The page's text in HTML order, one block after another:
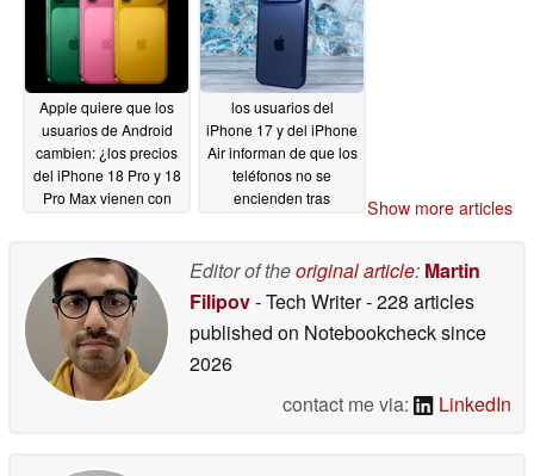
Apple quiere que los
usuarios de Android
cambien: ¿los precios
del iPhone 18 Pro y 18
Pro Max vienen con
los usuarios del
iPhone 17 y del iPhone
Air informan de que los
teléfonos no se
encienden tras
Show more articles
Editor of theoriginal article: Martin
Filipov- Tech Writer- 228 articles
published on Notebookchecksince
2026
contact me via:
LinkedIn